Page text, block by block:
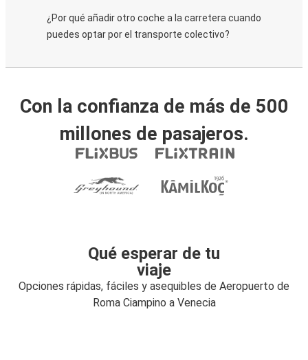
¿Por qué añadir otro coche a la carretera cuando
puedes optar por el transporte colectivo?
Con la confianza de más de 500
millones de pasajeros.
Qué esperar de tu
viaje
Opciones rápidas, fáciles y asequibles de Aeropuerto de
Roma Ciampino a Venecia